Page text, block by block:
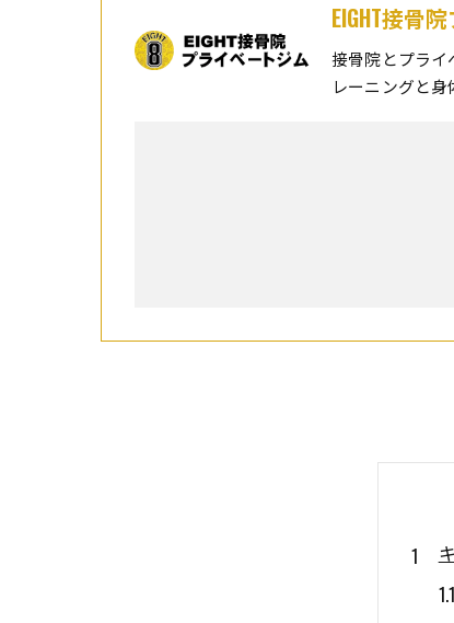
EIGHT接骨
接骨院とプラ
レーニングと